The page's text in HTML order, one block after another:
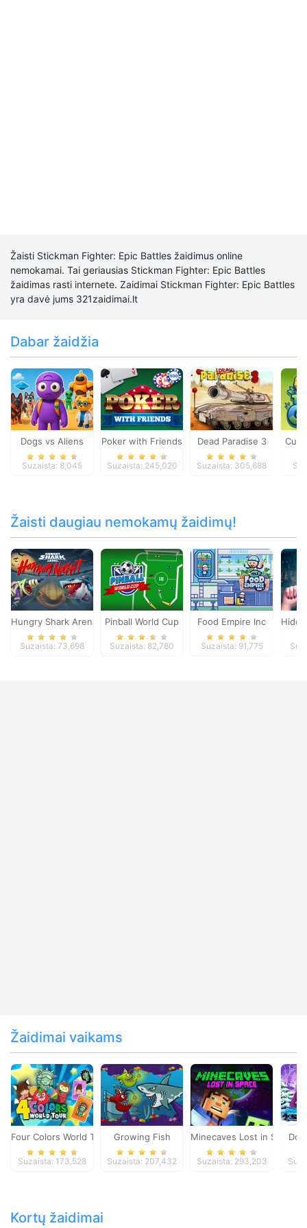
Žaisti Stickman Fighter: Epic Battles žaidimus online
nemokamai. Tai geriausias Stickman Fighter: Epic Battles
žaidimas rasti internete. Zaidimai Stickman Fighter: Epic Battles
yra davė jums 321zaidimai.lt
Dabar žaidžia
Dogs vs Aliens
Suzaista: 8,045
Poker with Friends
Suzaista: 245,020
Dead Paradise 3
Suzaista: 305,688
Cut
Žaisti daugiau nemokamų žaidimų!
Hungry Shark Arena Horror Night
Suzaista: 73,698
Pinball World Cup
Suzaista: 82,780
Food Empire Inc
Suzaista: 91,775
Žaidimai vaikams
Four Colors World Tour
Suzaista: 173,528
Growing Fish
Suzaista: 207,432
Minecaves Lost in Space
Suzaista: 293,203
Kortų žaidimai